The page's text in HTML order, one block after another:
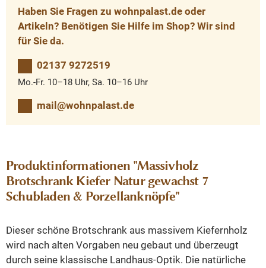
Haben Sie Fragen zu wohnpalast.de oder
Artikeln? Benötigen Sie Hilfe im Shop? Wir sind
für Sie da.
02137 9272519
Mo.-Fr. 10–18 Uhr, Sa. 10–16 Uhr
mail@wohnpalast.de
Produktinformationen "Massivholz
Brotschrank Kiefer Natur gewachst 7
Schubladen & Porzellanknöpfe"
Dieser schöne Brotschrank aus massivem Kiefernholz
wird nach alten Vorgaben neu gebaut und überzeugt
durch seine klassische Landhaus-Optik. Die natürliche